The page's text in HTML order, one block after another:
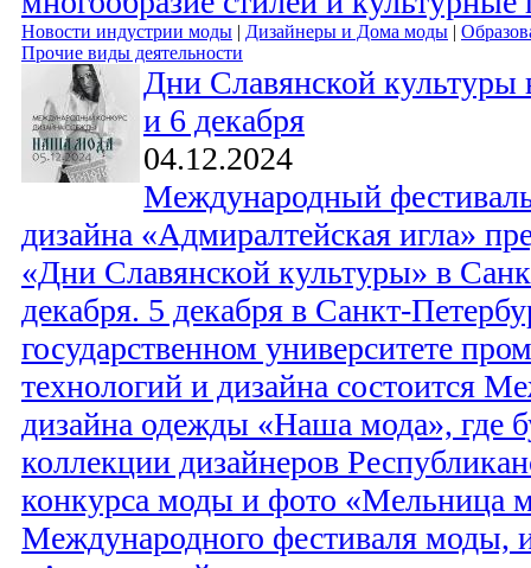
Новости индустрии моды | Дизайнеры и Дома моды |
Прочие виды деятельности
Дни Славянской культуры
и 6 декабря
04.12.2024
Международный
дизайна «Адмиралтейская игла»
«Дни Славянской культуры» в
декабря. 5 декабря в Санкт-
государственном университете
технологий и дизайна состоится
дизайна одежды «Наша мода», где
коллекции дизайнеров
конкурса моды и фото «Мельница
Международного фестиваля моды,